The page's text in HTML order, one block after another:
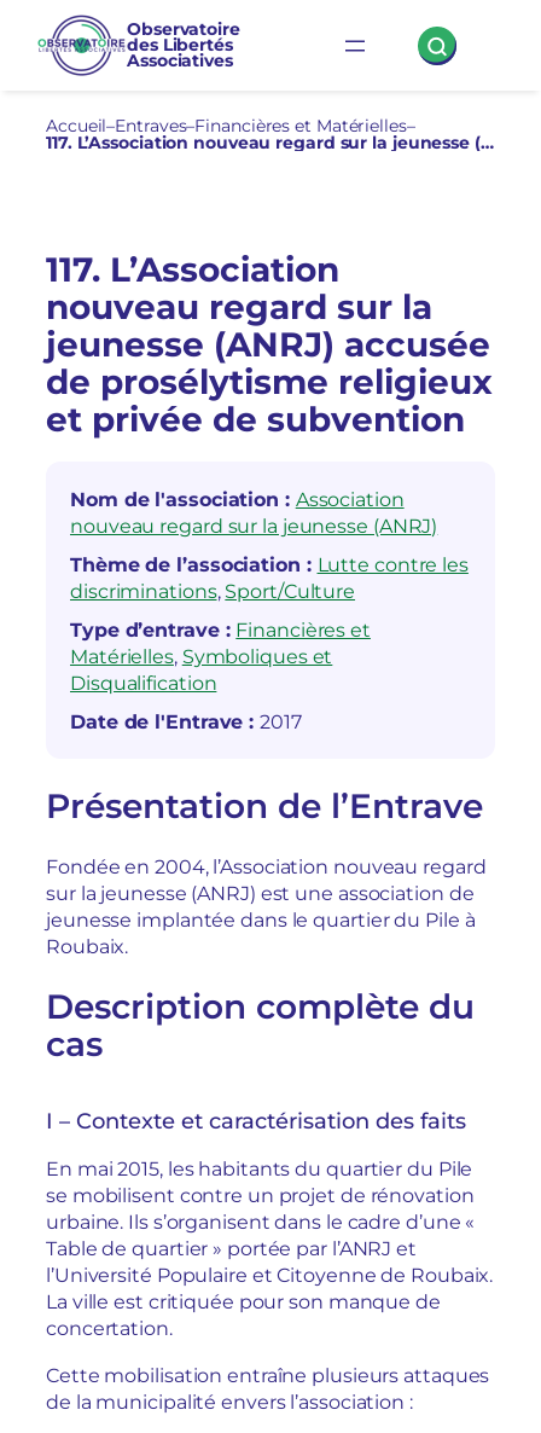
contenu
Observatoire
des Libertés
Associatives
Accueil–Entraves–Financières et Matérielles–
117. L’Association nouveau regard sur la jeunesse (ANRJ) accusée de prosélytisme religieux et privée de subvention
117. L’Association
nouveau regard sur la
jeunesse (ANRJ) accusée
de prosélytisme religieux
et privée de subvention
Nom de l'association : Association
nouveau regard sur la jeunesse (ANRJ)
Thème de l’association : Lutte contre les
discriminations, Sport/Culture
Type d’entrave : Financières et
Matérielles, Symboliques et
Disqualification
Date de l'Entrave : 2017
Présentation de l’Entrave
Fondée en 2004, l’Association nouveau regard
sur la jeunesse (ANRJ) est une association de
jeunesse implantée dans le quartier du Pile à
Roubaix.
Description complète du
cas
I – Contexte et caractérisation des faits
En mai 2015, les habitants du quartier du Pile
se mobilisent contre un projet de rénovation
urbaine. Ils s’organisent dans le cadre d’une «
Table de quartier » portée par l’ANRJ et
l’Université Populaire et Citoyenne de Roubaix.
La ville est critiquée pour son manque de
concertation.
Cette mobilisation entraîne plusieurs attaques
de la municipalité envers l’association :